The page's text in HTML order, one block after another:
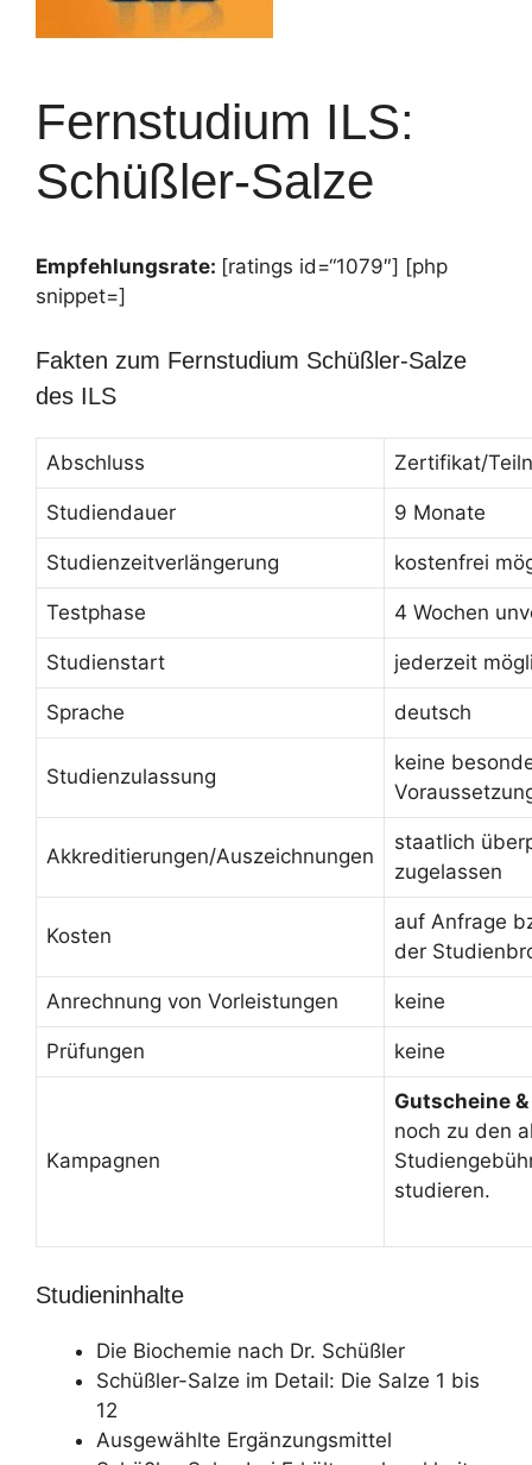
Fernstudium ILS:
Schüßler-Salze
Empfehlungsrate: [ratings id=“1079″] [php
snippet=]
Fakten zum Fernstudium Schüßler-Salze
des ILS
Abschluss Zertifikat/
Studiendauer 9 Monate
Studienzeitverlängerung kostenfrei
Testphase 4 Wochen
Studienstart jederzeit
Sprache deutsch
Studienzulassung
keine
Akkreditierungen/Auszeichnungen
staatlich
zugelassen
Kosten
auf Anfrage
der
Anrechnung von Vorleistungen keine
Prüfungen keine
Kampagnen
Gutscheine
noch zu den
studieren.
Studieninhalte
Die Biochemie nach Dr. Schüßler
Schüßler-Salze im Detail: Die Salze 1 bis
12
Ausgewählte Ergänzungsmittel